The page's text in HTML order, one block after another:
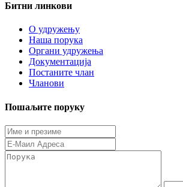
Битни линкови
O удружењу
Наша порука
Органи удружења
Документација
Постаните члан
Чланови
Пошаљите поруку